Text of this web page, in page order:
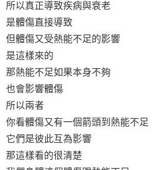
所以真正導致疾病與衰老
是體傷直接導致
但體傷又受熱能不足的影響
是這樣來的
那熱能不足如果本身不夠
也會影響體傷
所以兩者
你看體傷又有一個箭頭到熱能不足
它們是彼此互為影響
那這樣看的很清楚